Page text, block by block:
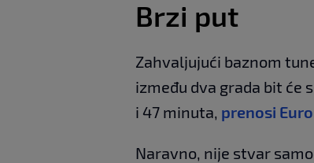
Brzi put
Zahvaljujući baznom
između dva grada bit će
i 47 minuta, prenosi
Naravno, nije stvar